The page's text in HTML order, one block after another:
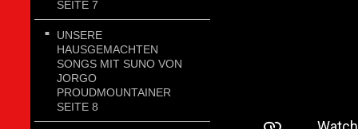
SEITE 7
UNSERE
HAUSGEMACHTEN
SONGS MIT SUNO VON
JORGO
PROUDMOUNTAINER
SEITE 8